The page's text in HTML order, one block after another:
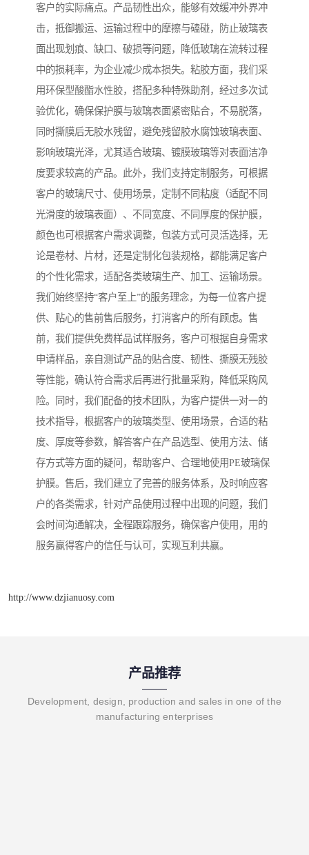
客户的实际痛点。产品韧性出众，能够有效缓冲外界冲
击，抵御搬运、运输过程中的摩擦与磕碰，防止玻璃表
面出现划痕、缺口、破损等问题，降低玻璃在流转过程
中的损耗率，为企业减少成本损失。粘胶方面，我们采
用环保型酸酯水性胶，搭配多种特殊助剂，经过多次试
验优化，确保保护膜与玻璃表面紧密贴合，不易脱落，
同时撕膜后无胶水残留，避免残留胶水腐蚀玻璃表面、
影响玻璃光泽，尤其适合玻璃、镀膜玻璃等对表面洁净
度要求较高的产品。此外，我们支持定制服务，可根据
客户的玻璃尺寸、使用场景，定制不同粘度（适配不同
光滑度的玻璃表面）、不同宽度、不同厚度的保护膜，
颜色也可根据客户需求调整，包装方式可灵活选择，无
论是卷材、片材，还是定制化包装规格，都能满足客户
的个性化需求，适配各类玻璃生产、加工、运输场景。
我们始终坚持“客户至上”的服务理念，为每一位客户提
供、贴心的售前售后服务，打消客户的所有顾虑。售
前，我们提供免费样品试样服务，客户可根据自身需求
申请样品，亲自测试产品的贴合度、韧性、撕膜无残胶
等性能，确认符合需求后再进行批量采购，降低采购风
险。同时，我们配备的技术团队，为客户提供一对一的
技术指导，根据客户的玻璃类型、使用场景，合适的粘
度、厚度等参数，解答客户在产品选型、使用方法、储
存方式等方面的疑问，帮助客户、合理地使用PE玻璃保
护膜。售后，我们建立了完善的服务体系，及时响应客
户的各类需求，针对产品使用过程中出现的问题，我们
会时间沟通解决，全程跟踪服务，确保客户使用，用的
服务赢得客户的信任与认可，实现互利共赢。
http://www.dzjianuosy.com
产品推荐
Development, design, production and sales in one of the
manufacturing enterprises